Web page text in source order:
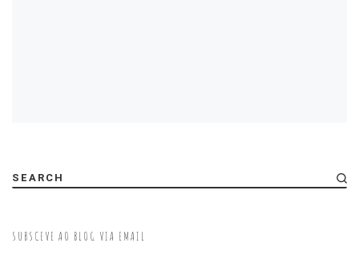
SEARCH
SUBSCEVE AO BLOG VIA EMAIL